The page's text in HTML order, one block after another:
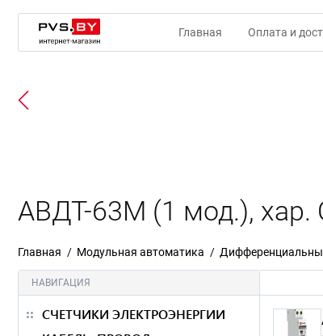
Главная Оплата и
АВДТ-63M (1 мод.), хар.
Главная Модульная автоматика
НАВИГАЦИЯ
СЧЕТЧИКИ ЭЛЕКТРОЭНЕРГИИ